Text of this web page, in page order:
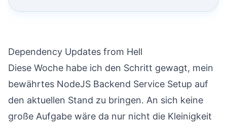
Dependency Updates from Hell
Diese Woche habe ich den Schritt gewagt, mein
bewährtes NodeJS Backend Service Setup auf
den aktuellen Stand zu bringen. An sich keine
große Aufgabe wäre da nur nicht die Kleinigkeit